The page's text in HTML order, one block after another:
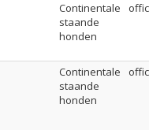
Continentale
staande
honden
Continentale
staande
honden